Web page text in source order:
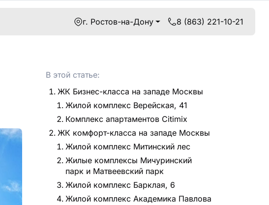
г. Ростов-на-Дону 8 (863) 221-10-21
В этой статье:
ЖК Бизнес-класса на западе Москвы
Жилой комплекс Верейская, 41
Комплекс апартаментов Citimix
ЖК комфорт-класса на западе Москвы
Жилой комплекс Митинский лес
Жилые комплексы Мичуринский
парк и Матвеевский парк
Жилой комплекс Барклая, 6
Жилой комплекс Академика Павлова